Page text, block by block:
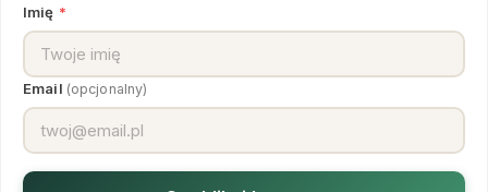
Imię *
Email (opcjonalny)